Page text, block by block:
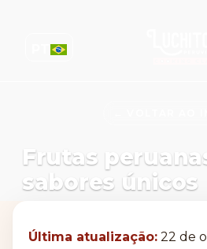
Frutas
sabores únicos
Última atualização: 22 de